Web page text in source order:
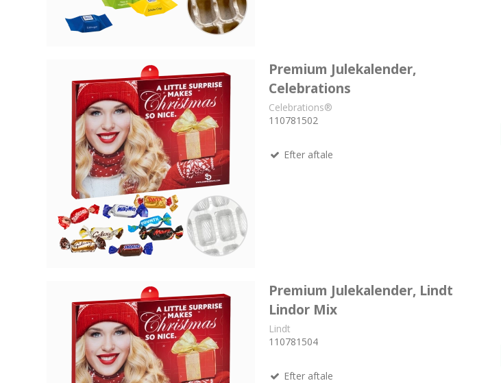
Premium Julekalender,
Celebrations
Celebrations®
110781502
Efter aftale
Premium Julekalender, Lindt
Lindor Mix
Lindt
110781504
Efter aftale